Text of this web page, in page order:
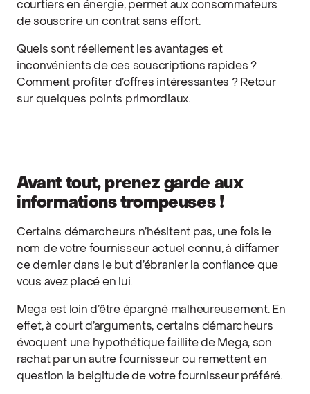
courtiers en énergie, permet aux consommateurs
de souscrire un contrat sans effort.
Quels sont réellement les avantages et
inconvénients de ces souscriptions rapides ?
Comment profiter d’offres intéressantes ? Retour
sur quelques points primordiaux.
Avant tout, prenez garde aux
informations trompeuses !
Certains démarcheurs n’hésitent pas, une fois le
nom de votre fournisseur actuel connu, à diffamer
ce dernier dans le but d’ébranler la confiance que
vous avez placé en lui.
Mega est loin d’être épargné malheureusement. En
effet, à court d’arguments, certains démarcheurs
évoquent une hypothétique faillite de Mega, son
rachat par un autre fournisseur ou remettent en
question la belgitude de votre fournisseur préféré.